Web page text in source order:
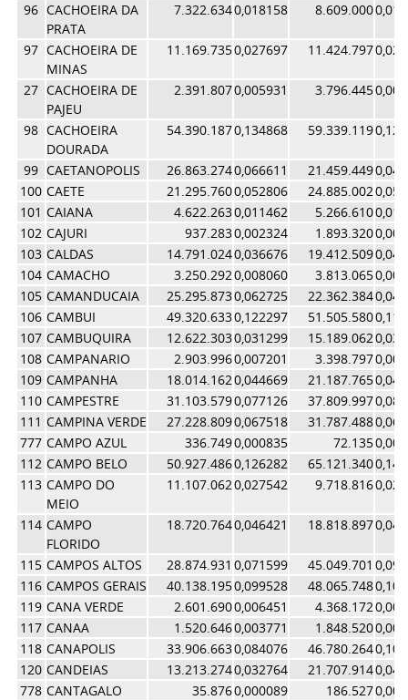
96 CACHOEIRA DA
PRATA
7.322.6340,018158 8.609.000
97 CACHOEIRA DE
MINAS
11.169.7350,027697 11.424.797
27 CACHOEIRA DE
PAJEU
2.391.8070,005931 3.796.445
98 CACHOEIRA
DOURADA
54.390.1870,134868 59.339.119
99 CAETANOPOLIS 26.863.2740,066611 21.459.449
100 CAETE 21.295.7600,052806 24.885.002
101 CAIANA 4.622.2630,011462 5.266.610
102 CAJURI 937.2830,002324 1.893.320
103 CALDAS 14.791.0240,036676 19.412.509
104 CAMACHO 3.250.2920,008060 3.813.065
105 CAMANDUCAIA 25.295.8730,062725 22.362.384
106 CAMBUI 49.320.6330,122297 51.505.580
107 CAMBUQUIRA 12.622.3030,031299 15.189.062
108 CAMPANARIO 2.903.9960,007201 3.398.797
109 CAMPANHA 18.014.1620,044669 21.187.765
110 CAMPESTRE 31.103.5790,077126 37.809.997
111 CAMPINA VERDE 27.228.8090,067518 31.787.488
777 CAMPO AZUL 336.7490,000835 72.135
112 CAMPO BELO 50.927.4860,126282 65.121.340
113 CAMPO DO
MEIO
11.107.0620,027542 9.718.816
114 CAMPO
FLORIDO
18.720.7640,046421 18.818.897
115 CAMPOS ALTOS 28.874.931 0,071599 45.049.701
116 CAMPOS GERAIS 40.138.1950,099528 48.065.748
119 CANA VERDE 2.601.6900,006451 4.368.172
117 CANAA 1.520.6460,003771 1.848.520
118 CANAPOLIS 33.906.6630,084076 46.780.264
120 CANDEIAS 13.213.2740,032764 21.707.914
778 CANTAGALO 35.8760,000089 186.527